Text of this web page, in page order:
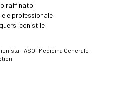
raffinato
e professionale
con stile
- ASO– Medicina Generale –